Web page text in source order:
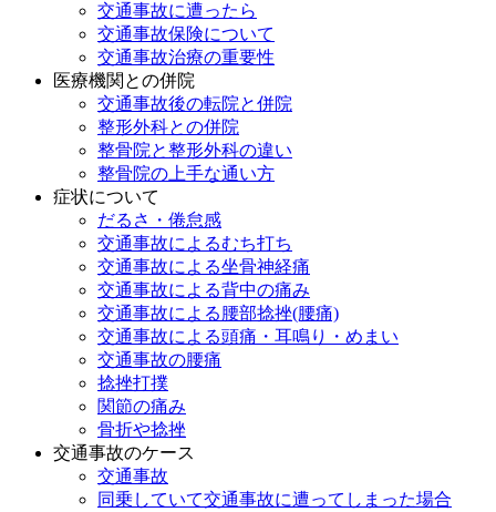
交通事故に遭ったら
交通事故保険について
交通事故治療の重要性
医療機関との併院
交通事故後の転院と併院
整形外科との併院
整骨院と整形外科の違い
整骨院の上手な通い方
症状について
だるさ・倦怠感
交通事故によるむち打ち
交通事故による坐骨神経痛
交通事故による背中の痛み
交通事故による腰部捻挫(腰痛)
交通事故による頭痛・耳鳴り・めまい
交通事故の腰痛
捻挫打撲
関節の痛み
骨折や捻挫
交通事故のケース
交通事故
同乗していて交通事故に遭ってしまった場合